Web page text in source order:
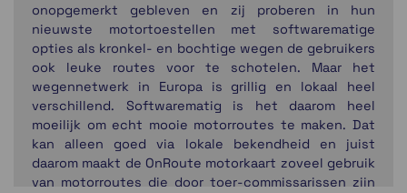
onopgemerkt gebleven en zij proberen in hun
nieuwste motortoestellen met softwarematige
opties als kronkel- en bochtige wegen de gebruikers
ook leuke routes voor te schotelen. Maar het
wegennetwerk in Europa is grillig en lokaal heel
verschillend. Softwarematig is het daarom heel
moeilijk om echt mooie motorroutes te maken. Dat
kan alleen goed via lokale bekendheid en juist
daarom maakt de OnRoute motorkaart zoveel gebruik
van motorroutes die door toer-commissarissen zijn